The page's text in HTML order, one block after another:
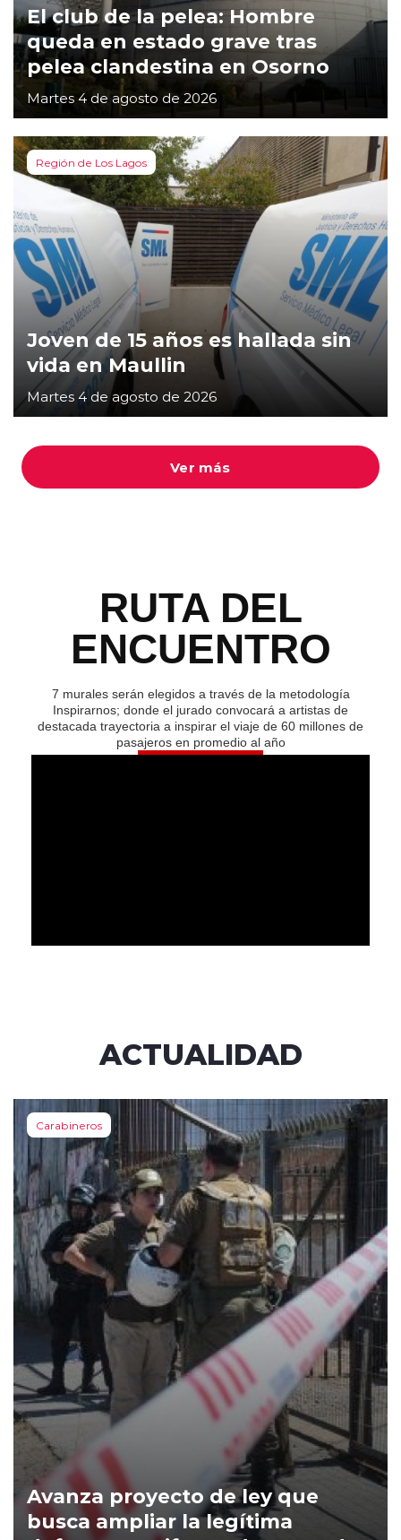
Ver más
El club de la pelea: Hombre
queda en estado grave tras
pelea clandestina en Osorno
Martes 4 de agosto de 2026
Región de Los Lagos
Joven de 15 años es hallada sin
vida en Maullin
Martes 4 de agosto de 2026
RUTA DEL
ENCUENTRO
7 murales serán elegidos a través de la metodología
Inspirarnos; donde el jurado convocará a artistas de
destacada trayectoria a inspirar el viaje de 60 millones de
pasajeros en promedio al año
ACTUALIDAD
Carabineros
Avanza proyecto de ley que
busca ampliar la legítima